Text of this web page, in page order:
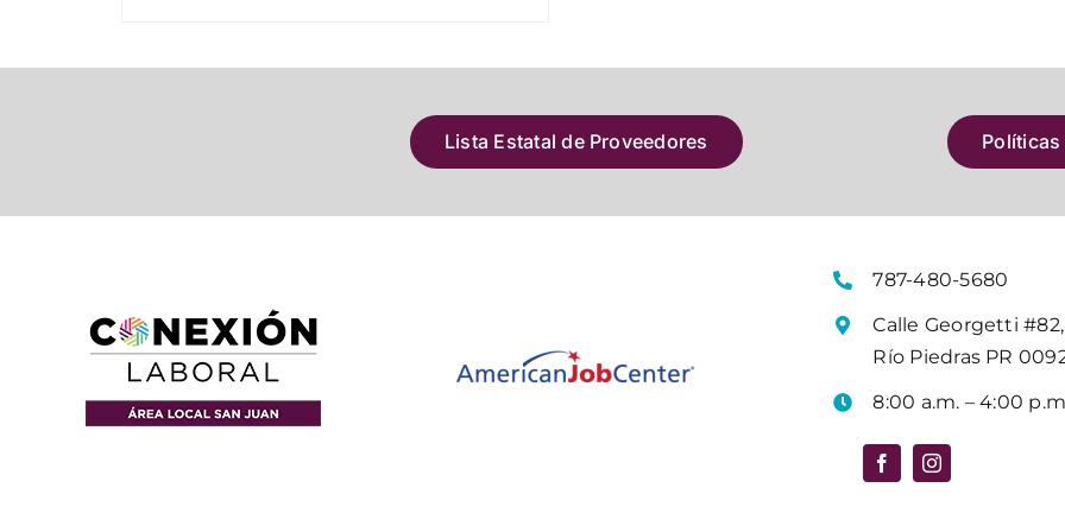
Lista Estatal de Proveedores Políticas
787-480-5680
Calle Georgetti #82,
Río Piedras PR
8:00 a.m. – 4:00